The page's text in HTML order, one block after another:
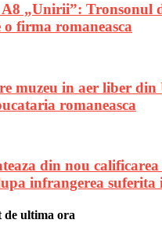
„Unirii”: Tronsonul
firma romaneasca
muzeu in aer liber
romaneasca
din nou
infrangerea suferita
ultima ora